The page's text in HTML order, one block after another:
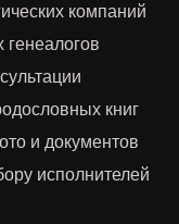
компаний
генеалогов
книг
и документов
исполнителей